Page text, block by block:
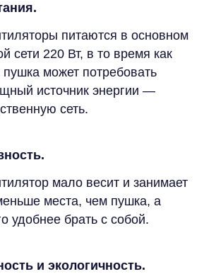
питаются в основном
сети 220 Вт, в то время как
может потребовать
источник энергии —
сеть.
мало весит и занимает
места, чем пушка, а
удобнее брать с собой.
и экологичность.